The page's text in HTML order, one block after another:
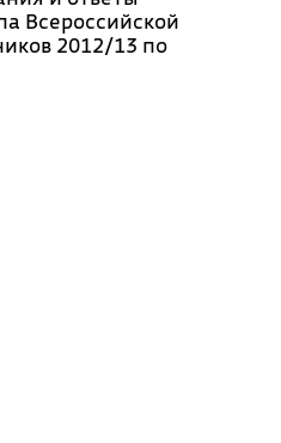
Всероссийской
2012/13 по